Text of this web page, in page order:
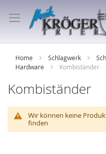
zum
Inhalt
Home Schlagwerk
Hardware
Kombiständer
Kombiständer
Wir können keine
finden